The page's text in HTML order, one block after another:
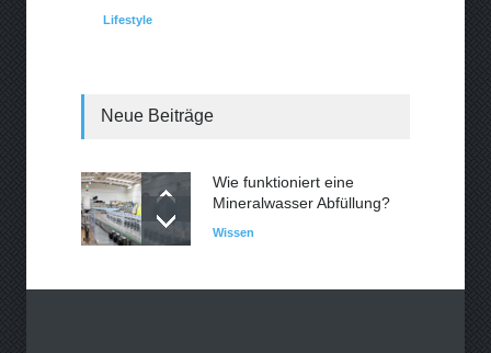
Lifestyle
Neue Beiträge
Wie funktioniert eine
Mineralwasser Abfüllung?
Wissen